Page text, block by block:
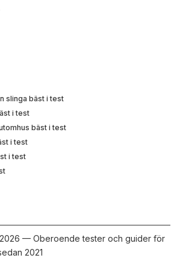
slinga bäst i test
i test
bäst i test
i test
i test
2026 — Oberoende tester och guider för
2021